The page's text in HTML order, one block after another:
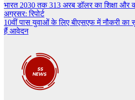
Post
navigation
भारत 2030 तक 313 अरब डॉलर का शिक्षा
अग्रसर: रिपोर्ट
10वीं पास युवाओं के लिए बीएसएफ में नौकरी
हैं आवेदन